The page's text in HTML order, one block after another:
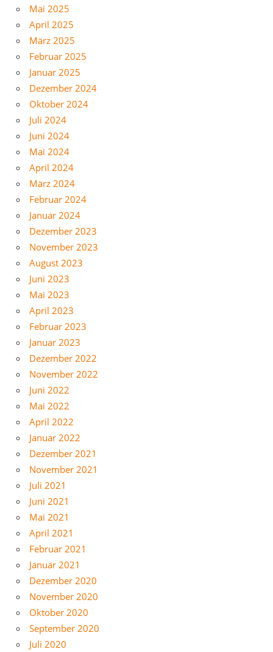
Mai 2025
April 2025
März 2025
Februar 2025
Januar 2025
Dezember 2024
Oktober 2024
Juli 2024
Juni 2024
Mai 2024
April 2024
März 2024
Februar 2024
Januar 2024
Dezember 2023
November 2023
August 2023
Juni 2023
Mai 2023
April 2023
Februar 2023
Januar 2023
Dezember 2022
November 2022
Juni 2022
Mai 2022
April 2022
Januar 2022
Dezember 2021
November 2021
Juli 2021
Juni 2021
Mai 2021
April 2021
Februar 2021
Januar 2021
Dezember 2020
November 2020
Oktober 2020
September 2020
Juli 2020